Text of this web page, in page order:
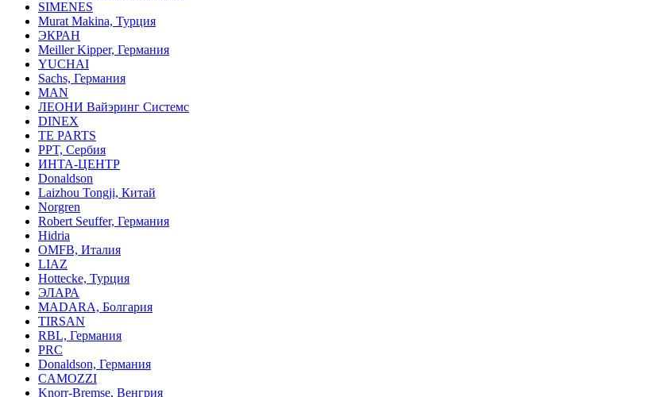
SIMENES
Murat Makina, Турция
ЭКРАН
Meiller Kipper, Германия
YUCHAI
Sachs, Германия
MAN
ЛЕОНИ Вайэринг Системс
DINEX
TE PARTS
PPT, Сербия
ИНТА-ЦЕНТР
Donaldson
Laizhou Tongji, Китай
Norgren
Robert Seuffer, Германия
Hidria
OMFB, Италия
LIAZ
Hottecke, Турция
ЭЛАРА
MADARA, Болгария
TIRSAN
RBL, Германия
PRC
Donaldson, Германия
CAMOZZI
Knorr-Bremse, Венгрия